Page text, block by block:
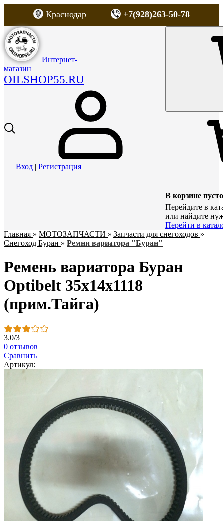
Краснодар +7(928)263-50-78
Интернет-
магазин
OILSHOP55.RU
Вход | Регистрация
В корзине пусто
Перейдите в
или найдите
Перейти в
Главная » МОТОЗАПЧАСТИ » Запчасти для снегоходов »
Снегоход Буран » Ремни вариатора "Буран"
Ремень вариатора Буран
Optibelt 35х14х1118
(прим.Тайга)
3.0/3
0 отзывов
Сравнить
Артикул: